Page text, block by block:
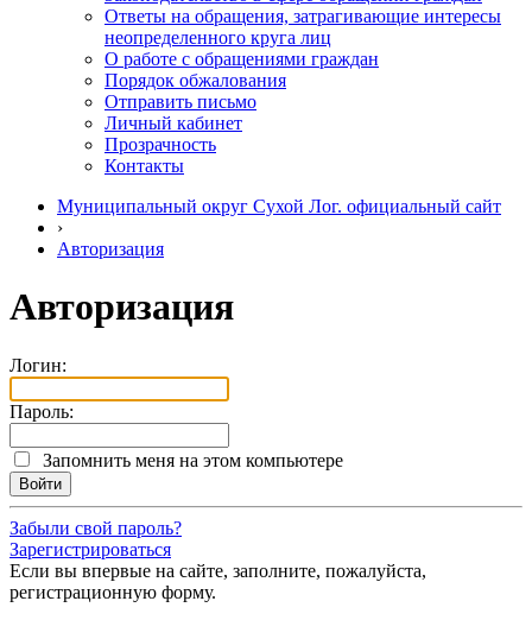
Ответы на обращения, затрагивающие интересы
неопределенного круга лиц
О работе с обращениями граждан
Порядок обжалования
Отправить письмо
Личный кабинет
Прозрачность
Контакты
Муниципальный округ Сухой Лог. официальный сайт
›
Авторизация
Авторизация
Логин:
Пароль:
Запомнить меня на этом компьютере
Забыли свой пароль?
Зарегистрироваться
Если вы впервые на сайте, заполните, пожалуйста,
регистрационную форму.